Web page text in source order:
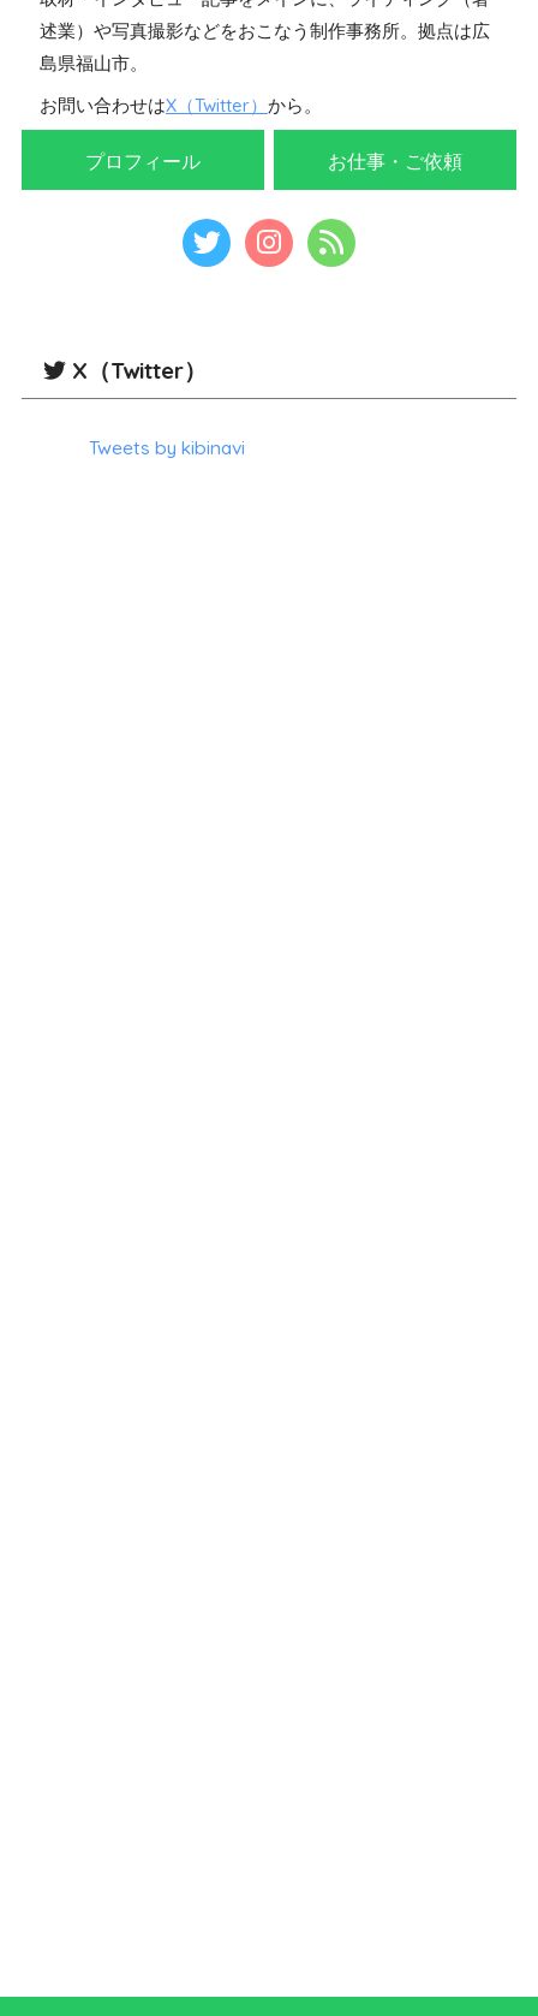
述業）や写真撮影などをおこなう制作事務所。拠点は広
島県福山市。
お問い合わせはX（Twitter） から。
プロフィール お仕事・ご依頼
X（Twitter）
Tweets by kibinavi